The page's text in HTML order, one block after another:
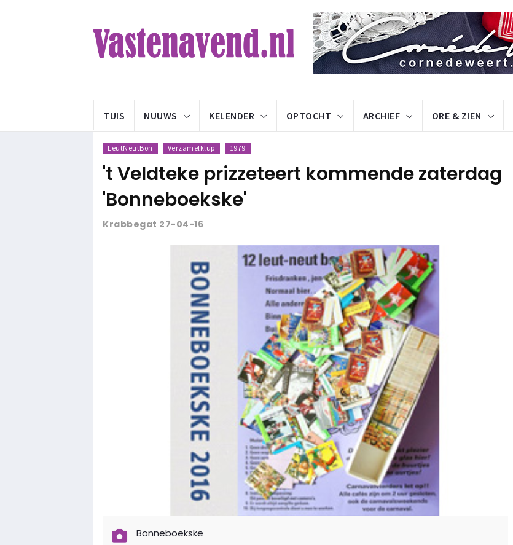
TUIS NUUWS KELENDER OPTOCHT ARCHIEF ORE & ZIEN
LeutNeutBon Verzamelklup 1979
't Veldteke prizzeteert kommende zaterdag
'Bonneboekske'
Krabbegat 27-04-16
Bonneboekske